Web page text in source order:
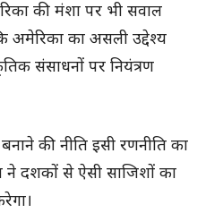
की मंशा पर भी सवाल
अमेरिका का असली उद्देश्य
संसाधनों पर नियंत्रण
की नीति इसी रणनीति का
ने दशकों से ऐसी साजिशों का